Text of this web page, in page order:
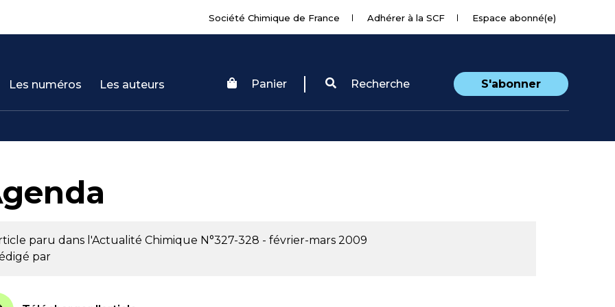
Société Chimique de France Adhérer à la SCF Espace abonné(e)
Les numéros Les auteurs Panier Recherche S'abonner
paru dans l'Actualité Chimique N°327-328 - février-mars 2009
par